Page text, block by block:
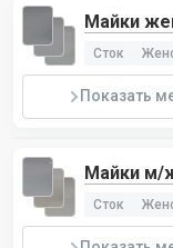
Майки
Сток
Показать
Майки м/
Сток